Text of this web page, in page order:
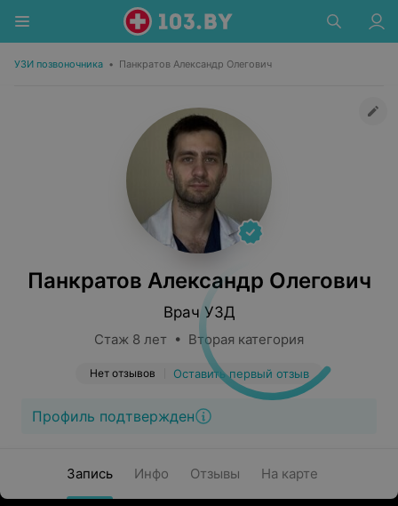
УЗИ позвоночника • Панкратов Александр Олегович
Панкратов Александр Олегович
Врач УЗД
Стаж 8 лет • Вторая категория
Нет отзывов Оставить первый отзыв
Профиль подтвержден
Запись Инфо Отзывы На карте